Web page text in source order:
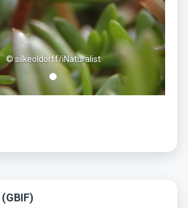
© silkeoldorff/iNaturalist